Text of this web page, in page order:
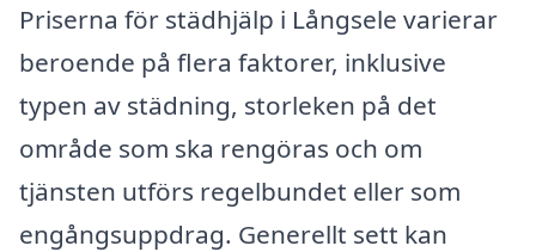
Priserna för städhjälp i Långsele varierar
beroende på flera faktorer, inklusive
typen av städning, storleken på det
område som ska rengöras och om
tjänsten utförs regelbundet eller som
engångsuppdrag. Generellt sett kan